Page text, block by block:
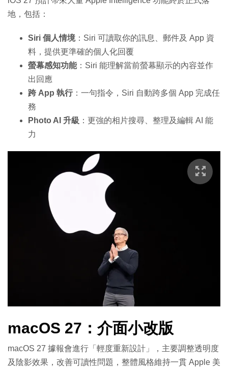
地，包括：
Siri 個人情境：Siri 可讀取你的訊息、郵件及 App 資
料，提供更準確的個人化回覆
螢幕感知功能：Siri 能理解當前螢幕顯示的內容並作
出回應
跨 App 執行：一句指令，Siri 自動跨多個 App 完成任
務
Photo AI 升級 ：更強的相片搜尋、整理及編輯 AI 能
力
macOS 27：介面小改版
macOS 27 據報會進行「輕度重新設計」，主要調整透明度
及陰影效果，改善可讀性問題，整體風格維持一貫 Apple 美